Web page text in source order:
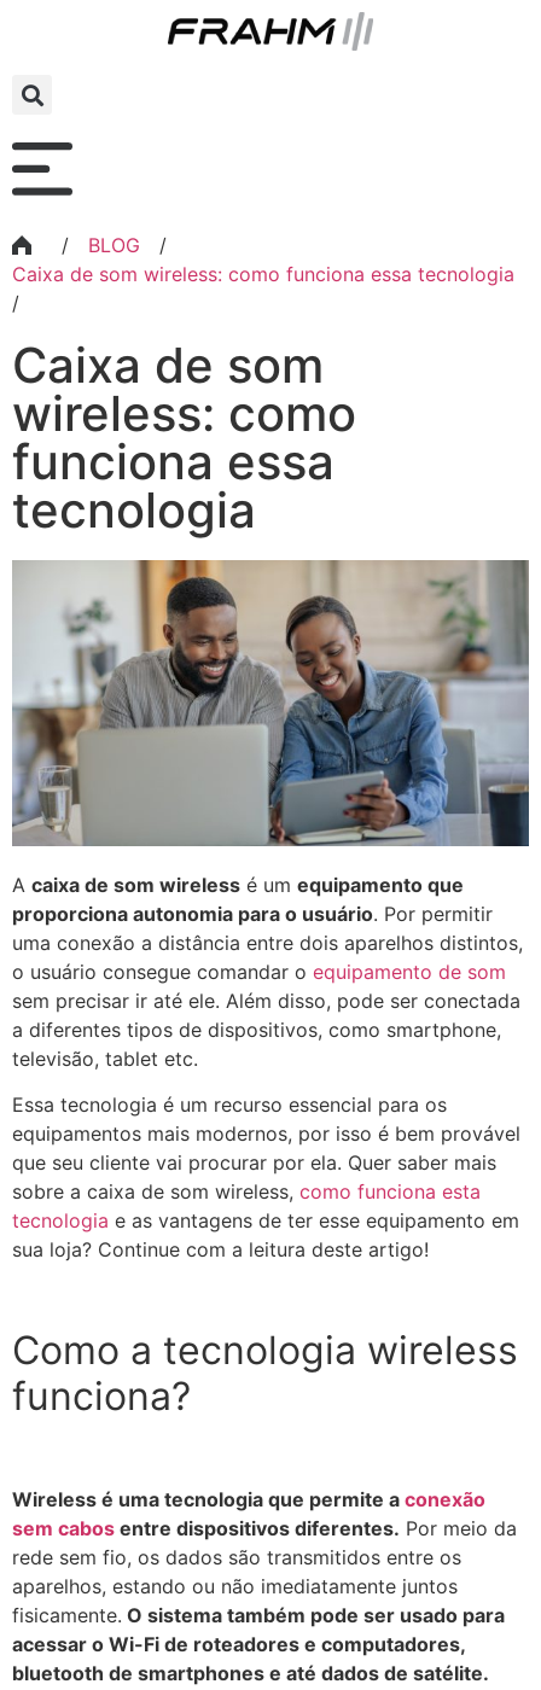
/ BLOG
/
Caixa de som wireless: como funciona essa tecnologia
/
Caixa de som
wireless: como
funciona essa
tecnologia
A caixa de som wireless é um equipamento que
proporciona autonomia para o usuário. Por permitir
uma conexão a distância entre dois aparelhos distintos,
o usuário consegue comandar o equipamento de som
sem precisar ir até ele. Além disso, pode ser conectada
a diferentes tipos de dispositivos, como smartphone,
televisão, tablet etc.
Essa tecnologia é um recurso essencial para os
equipamentos mais modernos, por isso é bem provável
que seu cliente vai procurar por ela. Quer saber mais
sobre a caixa de som wireless, como funciona esta
tecnologia e as vantagens de ter esse equipamento em
sua loja? Continue com a leitura deste artigo!
Como a tecnologia wireless
funciona?
Wireless é uma tecnologia que permite a conexão
sem cabos entre dispositivos diferentes. Por meio da
rede sem fio, os dados são transmitidos entre os
aparelhos, estando ou não imediatamente juntos
fisicamente. O sistema também pode ser usado para
acessar o Wi-Fi de roteadores e computadores,
bluetooth de smartphones e até dados de satélite.